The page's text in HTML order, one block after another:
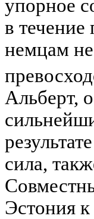
упорное
в течение
немцам
Альберт,
сила,
Эстония